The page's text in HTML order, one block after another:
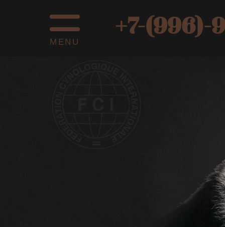
MENU
+7-(996)-